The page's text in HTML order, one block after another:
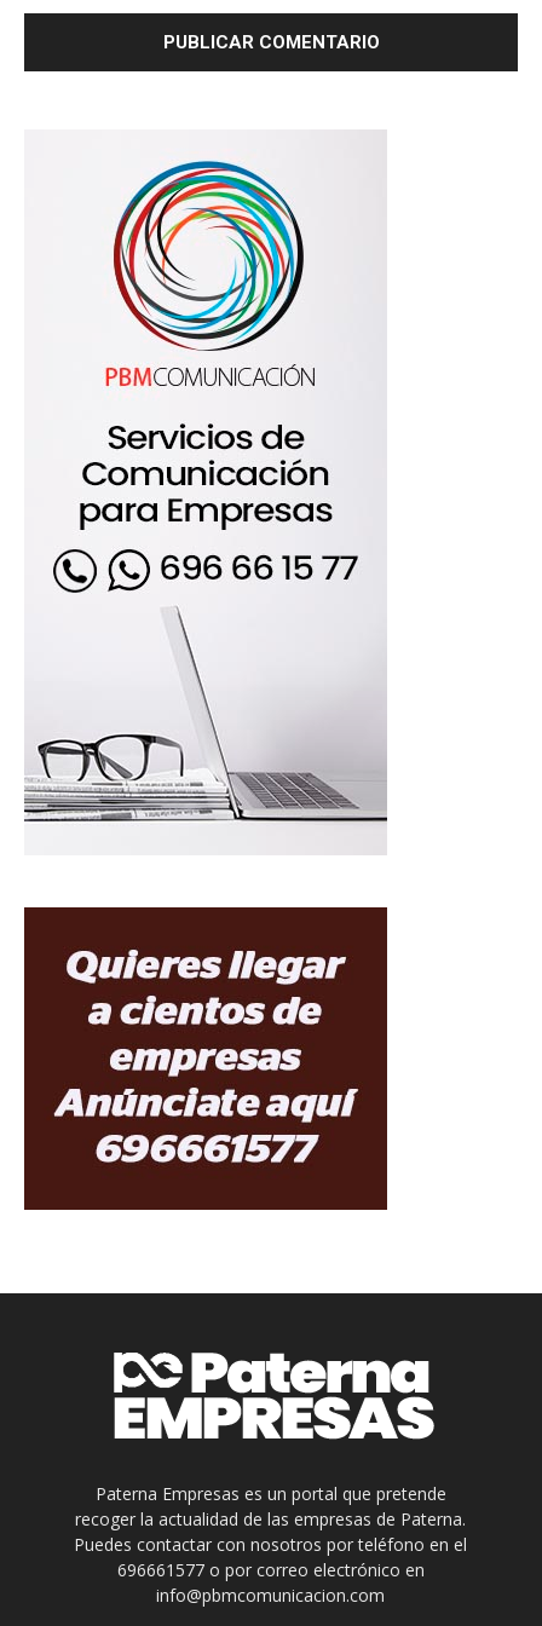
Paterna Empresas es un portal que pretende
recoger la actualidad de las empresas de Paterna.
Puedes contactar con nosotros por teléfono en el
696661577 o por correo electrónico en
info@pbmcomunicacion.com